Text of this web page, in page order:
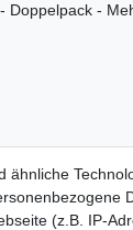
Doppelpack -
Trockner
reinigen
ähnliche
(z.B. IP-